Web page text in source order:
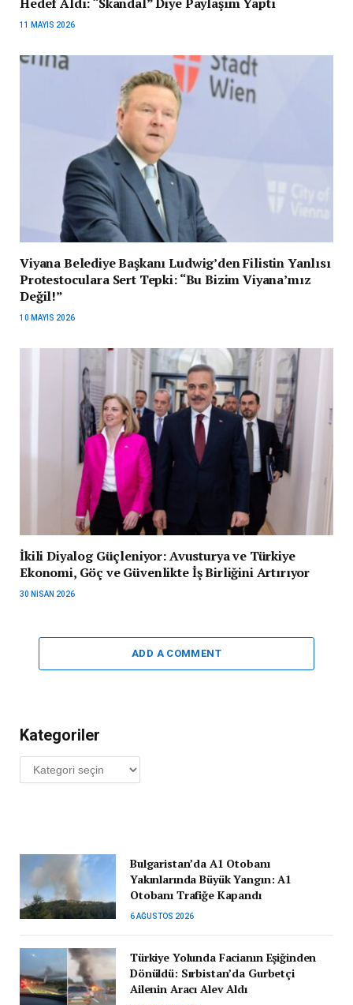
Hedef Aldı: “Skandal” Diye Paylaşım Yaptı
11 MAYIS 2026
Viyana Belediye Başkanı Ludwig’den Filistin Yanlısı
Protestoculara Sert Tepki: “Bu Bizim Viyana’mız
Değil!”
10 MAYIS 2026
İkili Diyalog Güçleniyor: Avusturya ve Türkiye
Ekonomi, Göç ve Güvenlikte İş Birliğini Artırıyor
30 NISAN 2026
ADD A COMMENT
Kategoriler
Kategoriler
Bulgaristan’da A1 Otobanı
Yakınlarında Büyük Yangın: A1
Otobanı Trafiğe Kapandı
6 AĞUSTOS 2026
Türkiye Yolunda Facianın Eşiğinden
Dönüldü: Sırbistan’da Gurbetçi
Ailenin Aracı Alev Aldı